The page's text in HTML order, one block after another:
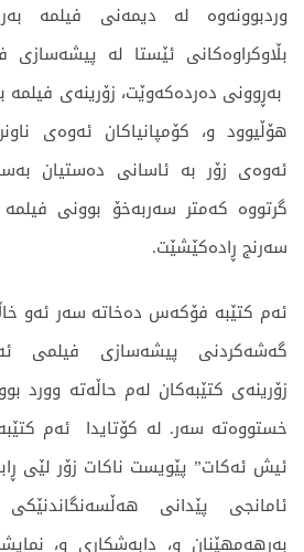
وردبوونه‌وه‌ له‌ دیمه‌نی فیلمه‌
بڵاوكراوه‌كانی ئێستا له‌
به‌ڕوونی ده‌رده‌كه‌وێت، زۆرینه‌ی فیلمه‌
هۆڵیوود و، كۆمپانیاكان ئه‌وه‌ی
ئه‌وه‌ی زۆر به‌ ئاسانی ده‌ستیان
گرتووه‌ كه‌متر سه‌ربه‌خۆ بوونی فیلمه
سه‌رنج ڕاده‌كێشێت.
ئه‌م كتێبه‌ فۆكه‌س ده‌خاته‌ سه‌ر ئه‌و
گه‌شه‌كردنی پیشه‌سازی فیلمی
زۆرینه‌ی كتێبه‌كان له‌م حاڵه‌ته‌ وورد
خستووه‌ته‌ سه‌ر. له‌ كۆتایدا ئه‌م
ئیش ئه‌كات” پێویست ناكات زۆر لێی
ئامانجی پێدانی هه‌ڵسه‌نگاندنێكی
به‌رهه‌مهێنان و، دابه‌شكاری و،